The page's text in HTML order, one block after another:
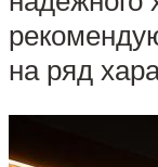
на ряд